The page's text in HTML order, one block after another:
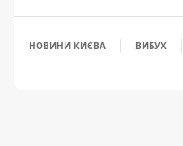
НОВИНИ КИЄВА ВИБУХ